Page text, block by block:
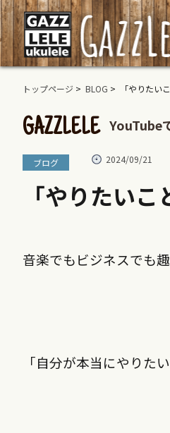
トップページ > BLOG > 「やりたい
GAZZLELE YouTube
ブログ 2024/09/21
「やりたい
音楽でもビジネスでも
「自分が本当にやりた